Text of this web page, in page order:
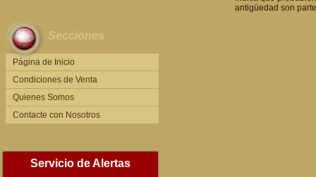
Relojes de pie antiguos
Relojes de bolsillo antiguos
Relojes de pulsera antiguos
Secciones
Página de Inicio
Condiciones de Venta
Quienes Somos
Contacte con Nosotros
Servicio de Alertas
antigüedad son